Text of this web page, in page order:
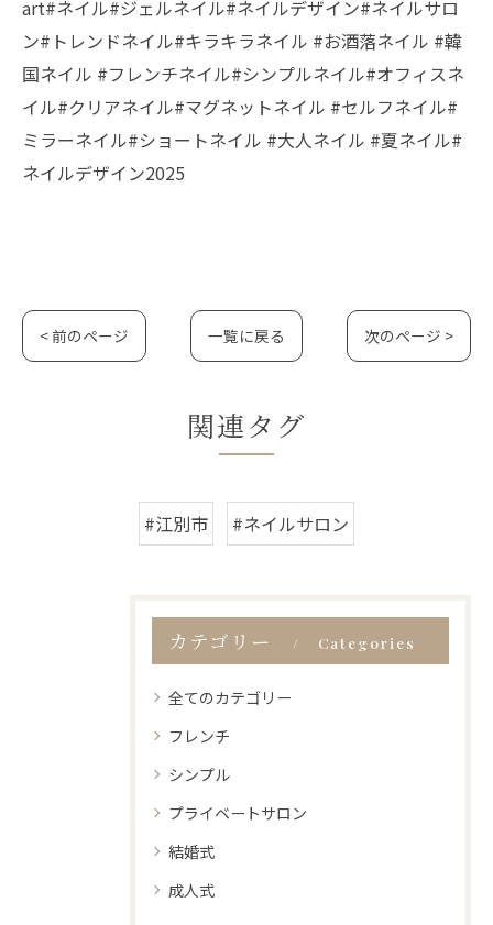
art#ネイル#ジェルネイル#ネイルデザイン#ネイルサロ
ン#トレンドネイル#キラキラネイル #お酒落ネイル #韓
国ネイル #フレンチネイル#シンプルネイル#オフィスネ
イル#クリアネイル#マグネットネイル #セルフネイル#
ミラーネイル#ショートネイル #大人ネイル #夏ネイル#
ネイルデザイン2025
< 前のページ 一覧に戻る 次のページ >
関連タグ
#江別市 #ネイルサロン
カテゴリー Categories
全てのカテゴリー
フレンチ
シンプル
プライベートサロン
結婚式
成人式